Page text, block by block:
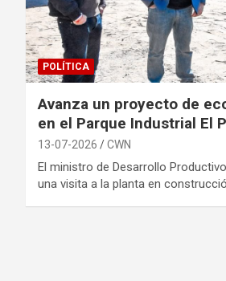
POLÍTICA
Avanza un proyecto de
en el Parque Industrial El
13-07-2026 CWN
El ministro de Desarrollo
una visita a la planta en